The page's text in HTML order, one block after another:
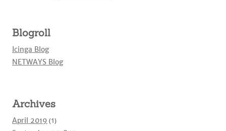
Blogroll
Icinga Blog
NETWAYS Blog
Archives
April 2019 (1)